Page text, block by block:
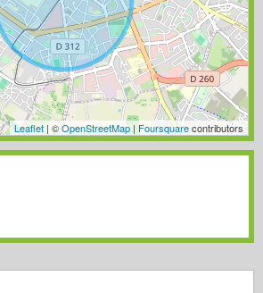
Leaflet| ©OpenStreetMap|Foursquarecontributors